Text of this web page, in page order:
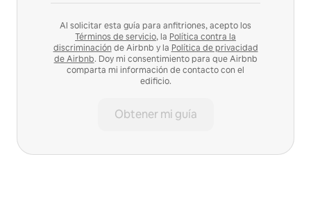
Al solicitar esta guía para anfitriones, acepto los
Términos de servicio, la Política contra la
discriminación de Airbnb y la Política de privacidad
de Airbnb. Doy mi consentimiento para que Airbnb
comparta mi información de contacto con el
edificio.
Obtener mi guía